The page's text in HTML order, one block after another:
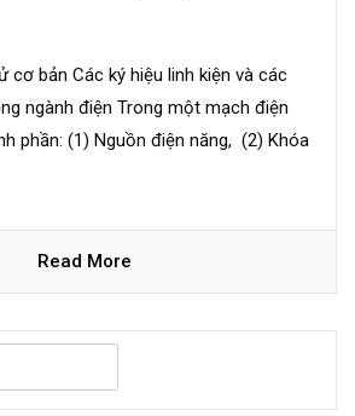
cơ bản Các ký hiệu linh kiện và các
ngành điện Trong một mạch điện
phần: (1) Nguồn điện năng, (2) Khóa
Read More